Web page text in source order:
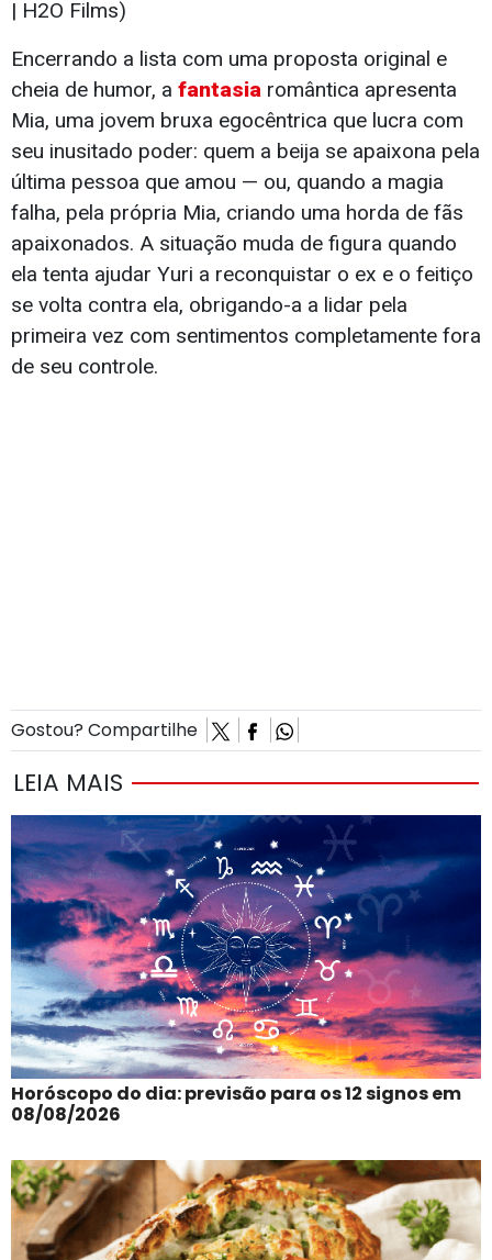
| H2O Films)
Encerrando a lista com uma proposta original e
cheia de humor, a fantasia romântica apresenta
Mia, uma jovem bruxa egocêntrica que lucra com
seu inusitado poder: quem a beija se apaixona pela
última pessoa que amou — ou, quando a magia
falha, pela própria Mia, criando uma horda de fãs
apaixonados. A situação muda de figura quando
ela tenta ajudar Yuri a reconquistar o ex e o feitiço
se volta contra ela, obrigando-a a lidar pela
primeira vez com sentimentos completamente fora
de seu controle.
Gostou? Compartilhe
LEIA MAIS
Horóscopo do dia: previsão para os 12 signos em
08/08/2026